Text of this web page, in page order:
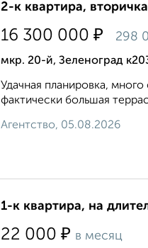
2-к квартира,
16 300 000 ₽ 298
мкр. 20-й, Зеленоград
Удачная планировка,
фактически большая
Агентство, 05.08.2026
1-к квартира, на
22 000 ₽ в месяц